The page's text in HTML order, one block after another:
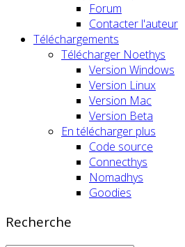
Forum
Contacter l'auteur
Téléchargements
Télécharger Noethys
Version Windows
Version Linux
Version Mac
Version Beta
En télécharger plus
Code source
Connecthys
Nomadhys
Goodies
Recherche